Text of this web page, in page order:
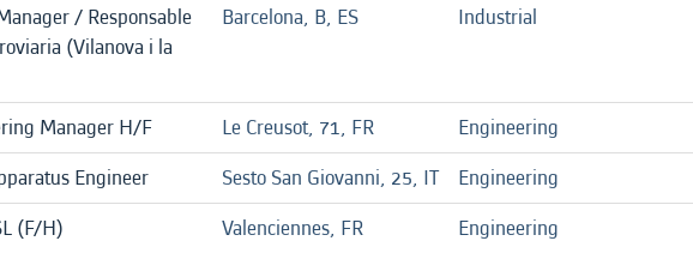
/ Responsable
(Vilanova i la
Barcelona, B, ES Industrial
Manager H/F Le Creusot, 71, FR Engineering
Engineer
Sesto San Giovanni, 25, IT Engineering
(F/H)
Valenciennes, FR Engineering